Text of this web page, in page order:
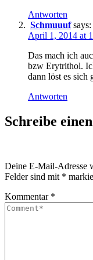
Antworten
Schmuuuf says:
April 1, 2014 at
Das mach ich
bzw Erytrithol.
dann löst es sich
Antworten
Schreibe
Deine E-Mail-Adresse
Felder sind mit *
Kommentar *